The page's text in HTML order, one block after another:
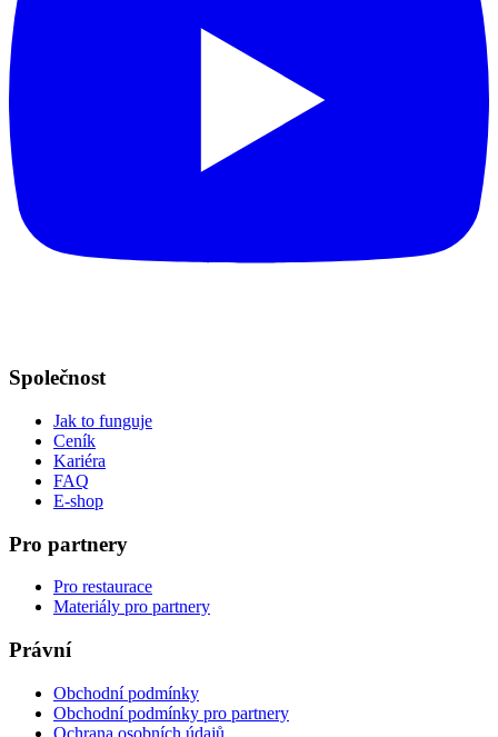
Společnost
Jak to funguje
Ceník
Kariéra
FAQ
E-shop
Pro partnery
Pro restaurace
Materiály pro partnery
Právní
Obchodní podmínky
Obchodní podmínky pro partnery
Ochrana osobních údajů